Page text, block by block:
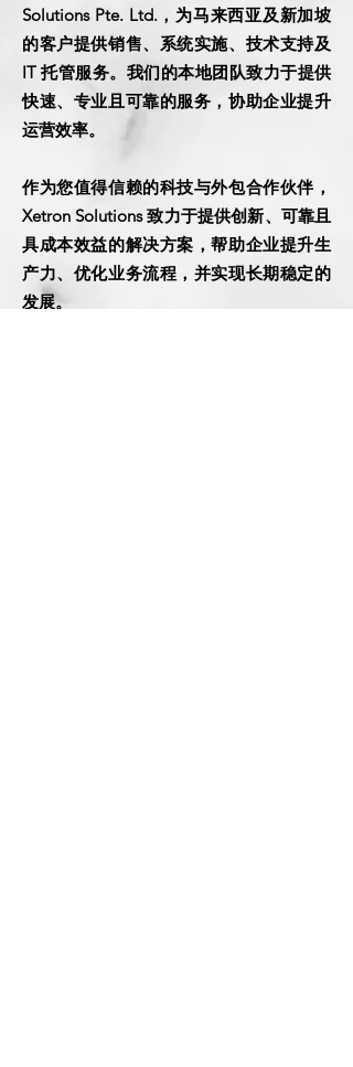
Solutions Pte. Ltd.，为马来西亚及新加坡
的客户提供销售、系统实施、技术支持及
IT 托管服务。我们的本地团队致力于提供
快速、专业且可靠的服务，协助企业提升
运营效率。
作为您值得信赖的科技与外包合作伙伴，
Xetron Solutions 致力于提供创新、可靠且
具成本效益的解决方案，帮助企业提升生
产力、优化业务流程，并实现长期稳定的
发展。